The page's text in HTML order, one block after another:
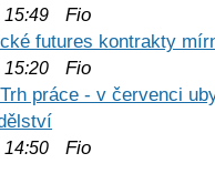
15:49 Fio
futures kontrakty
15:20 Fio
práce - v červenci
14:50 Fio